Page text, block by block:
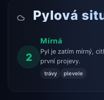
Pylová
2
Mírná
Pyl je zatím mírný,
první projevy.
trávy plevele